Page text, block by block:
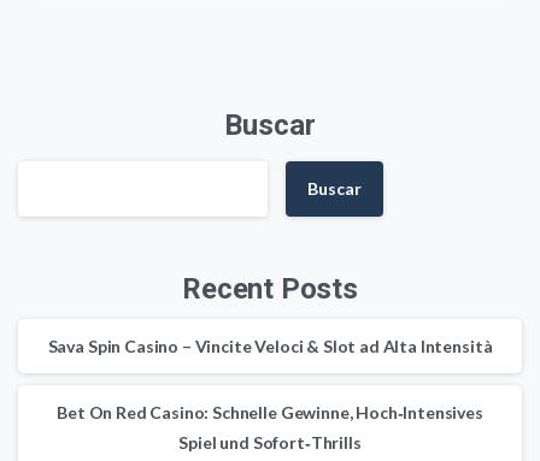
Buscar
Buscar
Recent Posts
Sava Spin Casino – Vincite Veloci & Slot ad Alta Intensità
Bet On Red Casino: Schnelle Gewinne, Hoch‑Intensives
Spiel und Sofort‑Thrills